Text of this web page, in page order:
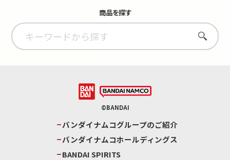
商品を探す
さがす
©BANDAI
バンダイナムコグループのご紹介
バンダイナムコホールディングス
BANDAI SPIRITS